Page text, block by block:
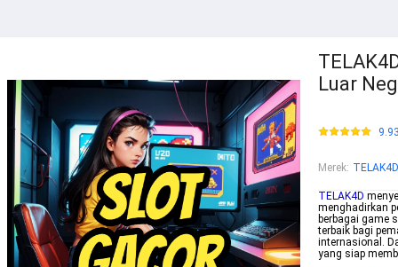
Luar
Merek: TELAK4D
TELAK4D
menghadirkan
berbagai game
terbaik bagi
internasional.
yang siap